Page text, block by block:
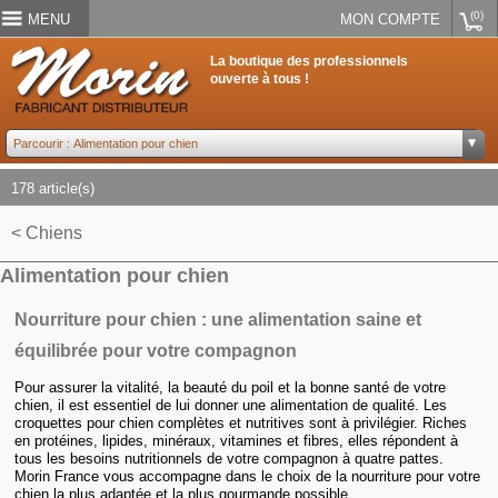
MENU (0)
MON COMPTE
La boutique des professionnels
ouverte à tous !
178 article(s)
< Chiens
Alimentation pour chien
Nourriture pour chien : une alimentation saine et
équilibrée pour votre compagnon
Pour assurer la vitalité, la beauté du poil et la bonne santé de votre
chien, il est essentiel de lui donner une alimentation de qualité. Les
croquettes pour chien complètes et nutritives sont à privilégier. Riches
en protéines, lipides, minéraux, vitamines et fibres, elles répondent à
tous les besoins nutritionnels de votre compagnon à quatre pattes.
Morin France vous accompagne dans le choix de la nourriture pour votre
chien la plus adaptée et la plus gourmande possible.